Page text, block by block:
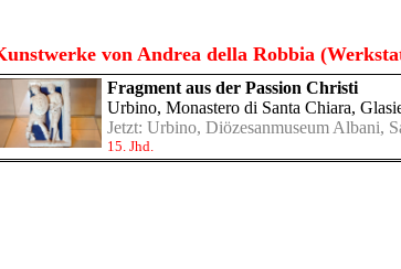
von Andrea della Robbia
Fragment aus der Passion Christi
Urbino, Monastero di Santa Chiara,
Jetzt: Urbino, Diözesanmuseum Albani,
15. Jhd.